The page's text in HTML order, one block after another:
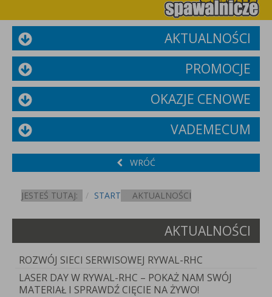
AKTUALNOŚCI
PROMOCJE
OKAZJE CENOWE
VADEMECUM
WRÓĆ
JESTEŚ TUTAJ: START AKTUALNOŚCI
AKTUALNOŚCI
ROZWÓJ SIECI SERWISOWEJ RYWAL-RHC
LASER DAY W RYWAL-RHC – POKAŻ NAM SWÓJ
MATERIAŁ I SPRAWDŹ CIĘCIE NA ŻYWO!